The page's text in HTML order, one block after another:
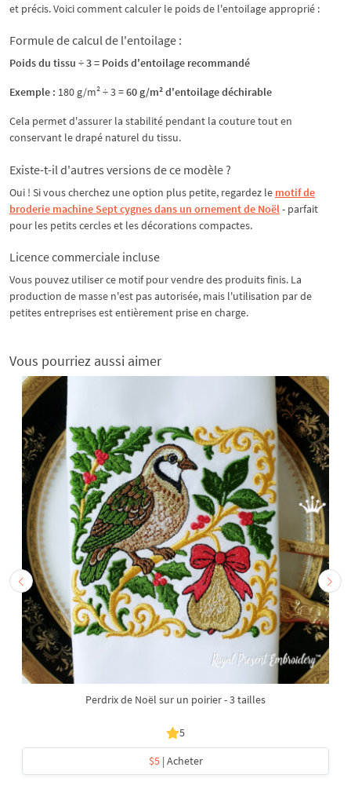
et précis. Voici comment calculer le poids de l'entoilage approprié :
Formule de calcul de l'entoilage :
Poids du tissu ÷ 3 = Poids d'entoilage recommandé
Exemple : 180 g/m² ÷ 3 =60 g/m² d'entoilage déchirable
Cela permet d'assurer la stabilité pendant la couture tout en
conservant le drapé naturel du tissu.
Existe-t-il d'autres versions de ce modèle ?
Oui ! Si vous cherchez une option plus petite, regardez le motif de
broderie machine Sept cygnes dans un ornement de Noël - parfait
pour les petits cercles et les décorations compactes.
Licence commerciale incluse
Vous pouvez utiliser ce motif pour vendre des produits finis. La
production de masse n'est pas autorisée, mais l'utilisation par de
petites entreprises est entièrement prise en charge.
Vous pourriez aussi aimer
Perdrix de Noël sur un poirier - 3 tailles
5
$5| Acheter